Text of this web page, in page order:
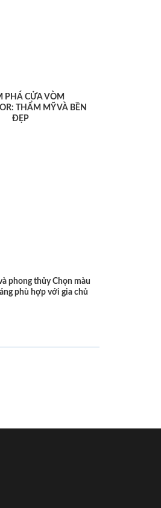
PHÁ CỬA VÒM
THẨM MỸ VÀ BỀN
ĐẸP
phong thủy Chọn màu
phù hợp với gia chủ